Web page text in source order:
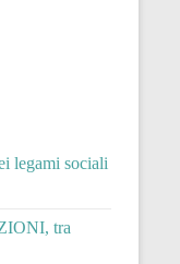
legami sociali
tra